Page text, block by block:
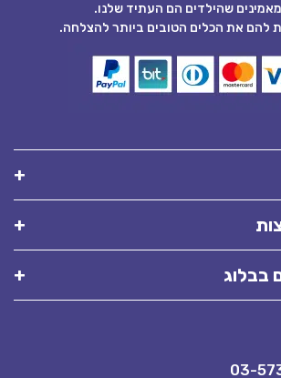
שהילדים הם העתיד שלנו.
להם את הכלים הטובים ביותר להצלחה.
בבלוג
03-